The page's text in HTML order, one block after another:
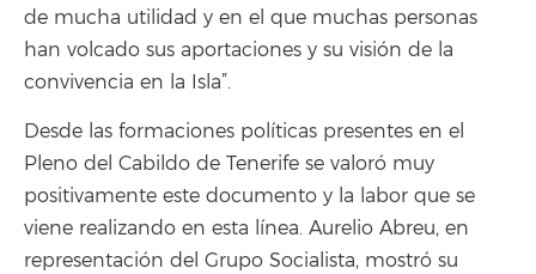
de mucha utilidad y en el que muchas personas
han volcado sus aportaciones y su visión de la
convivencia en la Isla”.
Desde las formaciones políticas presentes en el
Pleno del Cabildo de Tenerife se valoró muy
positivamente este documento y la labor que se
viene realizando en esta línea. Aurelio Abreu, en
representación del Grupo Socialista, mostró su